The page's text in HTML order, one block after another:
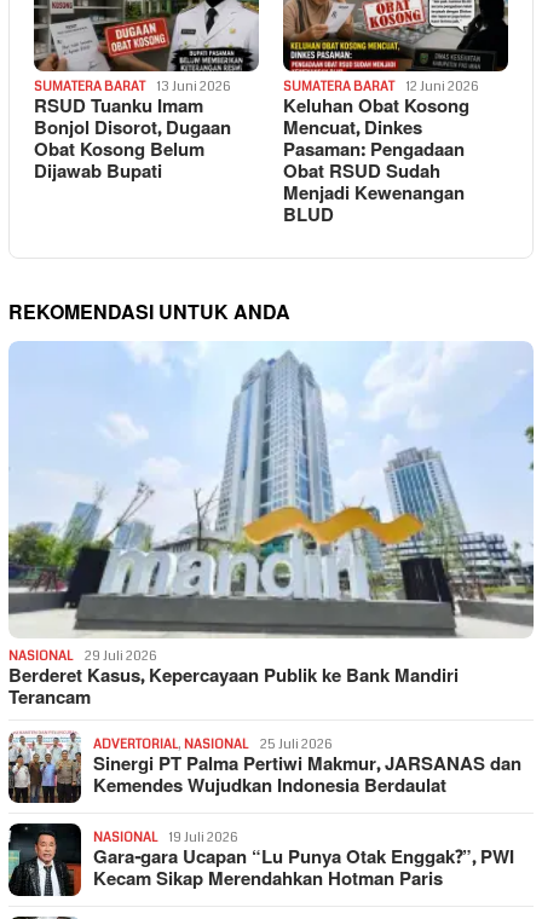
SUMATERA BARAT 13 Juni 2026
RSUD Tuanku Imam
Bonjol Disorot, Dugaan
Obat Kosong Belum
Dijawab Bupati
SUMATERA BARAT 12 Juni 2026
Keluhan Obat Kosong
Mencuat, Dinkes
Pasaman: Pengadaan
Obat RSUD Sudah
Menjadi Kewenangan
BLUD
REKOMENDASI UNTUK ANDA
NASIONAL 29 Juli 2026
Berderet Kasus, Kepercayaan Publik ke Bank Mandiri
Terancam
ADVERTORIAL, NASIONAL 25 Juli 2026
Sinergi PT Palma Pertiwi Makmur, JARSANAS dan
Kemendes Wujudkan Indonesia Berdaulat
NASIONAL 19 Juli 2026
Gara-gara Ucapan “Lu Punya Otak Enggak?”, PWI
Kecam Sikap Merendahkan Hotman Paris